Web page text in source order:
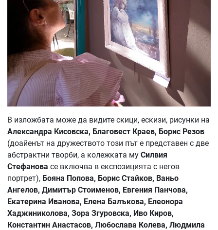
В изложбата може да видите скици, ескизи, рисунки на
Александра Кисовска, Благовест Краев, Борис Резов
(доайенът на дружеството този път е представен с две
абстрактни творби, а колежката му Силвия
Стефанова се включва в експозицията с негов
портрет), Бояна Попова, Борис Стайков, Ваньо
Ангелов, Димитър Стоименов, Евгения Панчова,
Екатерина Иванова, Елена Балъкова, Елеонора
Хаджиниколова, Зора Згуровска, Иво Киров,
Константин Анастасов, Любослава Колева, Людмила